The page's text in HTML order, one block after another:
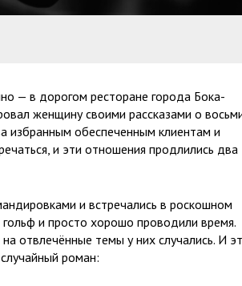
— в дорогом ресторане города Бока-
женщину своими рассказами о
избранным обеспеченным клиентам и
и эти отношения продлились два
и встречались в роскошном
и просто хорошо проводили время.
отвлечённые темы у них случались. И
роман: